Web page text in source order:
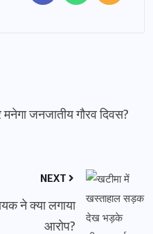
जनजातीय गौरव दिवस?
NEXT
ने क्या लगाया
आरोप?